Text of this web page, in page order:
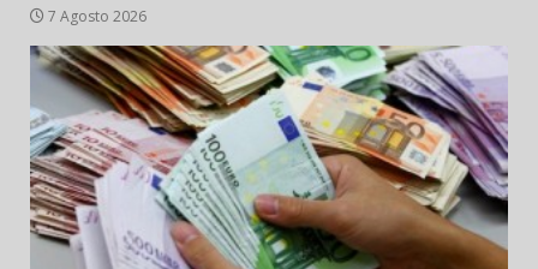
7 Agosto 2026